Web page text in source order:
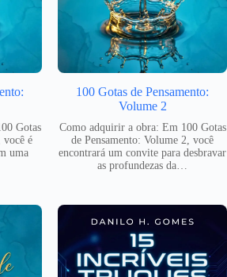
Gotas
você é
uma
100 Gotas de Pensamento:
Volume 2
Como adquirir a obra: Em 100 Gotas
de Pensamento: Volume 2, você
encontrará um convite para desbravar
as profundezas da…